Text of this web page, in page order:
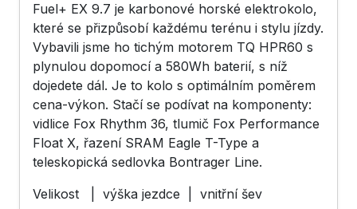
Fuel+ EX 9.7 je karbonové horské elektrokolo,
které se přizpůsobí každému terénu i stylu jízdy.
Vybavili jsme ho tichým motorem TQ HPR60 s
plynulou dopomocí a 580Wh baterií, s níž
dojedete dál. Je to kolo s optimálním poměrem
cena-výkon. Stačí se podívat na komponenty:
vidlice Fox Rhythm 36, tlumič Fox Performance
Float X, řazení SRAM Eagle T-Type a
teleskopická sedlovka Bontrager Line.
Velikost | výška jezdce | vnitřní šev